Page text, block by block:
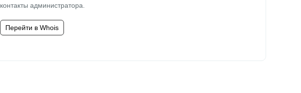
контакты администратора.
Перейти в Whois